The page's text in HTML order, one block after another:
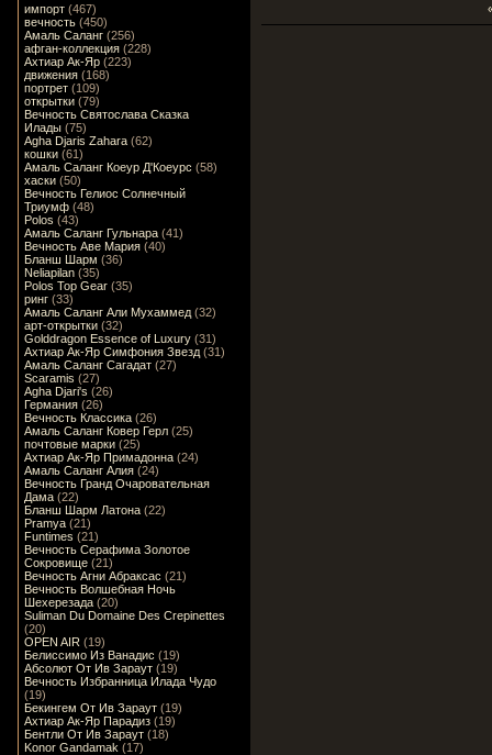
импорт (467)
вечность (450)
Амаль Саланг (256)
афган-коллекция (228)
Ахтиар Ак-Яр (223)
движения (168)
портрет (109)
открытки (79)
Вечность Святослава Сказка
Илады (75)
Agha Djaris Zahara (62)
кошки (61)
Амаль Саланг Коеур Д'Коеурс (58)
хаски (50)
Вечность Гелиос Солнечный
Триумф (48)
Polos (43)
Амаль Саланг Гульнара (41)
Вечность Аве Мария (40)
Бланш Шарм (36)
Neliapilan (35)
Polos Top Gear (35)
ринг (33)
Амаль Саланг Али Мухаммед (32)
арт-открытки (32)
Golddragon Essence of Luxury (31)
Ахтиар Ак-Яр Симфония Звезд (31)
Амаль Саланг Сагадат (27)
Scaramis (27)
Agha Djari's (26)
Германия (26)
Вечность Классика (26)
Амаль Саланг Ковер Герл (25)
почтовые марки (25)
Ахтиар Ак-Яр Примадонна (24)
Амаль Саланг Алия (24)
Вечность Гранд Очаровательная
Дама (22)
Бланш Шарм Латона (22)
Pramya (21)
Funtimes (21)
Вечность Серафима Золотое
Сокровище (21)
Вечность Агни Абраксас (21)
Вечность Волшебная Ночь
Шехерезада (20)
Suliman Du Domaine Des Crepinettes
(20)
OPEN AIR (19)
Белиссимо Из Ванадис (19)
Абсолют От Ив Зараут (19)
Вечность Избранница Илада Чудо
(19)
Бекингем От Ив Зараут (19)
Ахтиар Ак-Яр Парадиз (19)
Бентли От Ив Зараут (18)
Konor Gandamak (17)